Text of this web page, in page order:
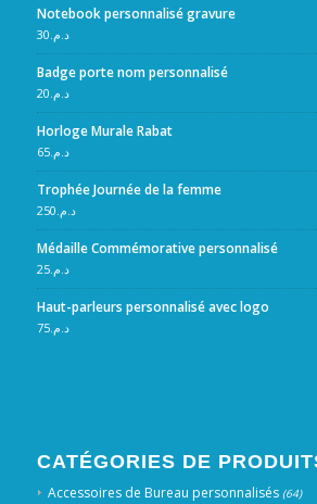
Notebook personnalisé gravure
د.م.30
Badge porte nom personnalisé
د.م.20
Horloge Murale Rabat
د.م.65
Trophée Journée de la femme
د.م.250
Médaille Commémorative personnalisé
د.م.25
Haut-parleurs personnalisé avec logo
د.م.75
CATÉGORIES DE
Accessoires de Bureau personnalisés (64)